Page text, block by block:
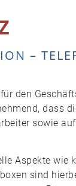
–
den
dass
sowie
Aspekte wie
sind